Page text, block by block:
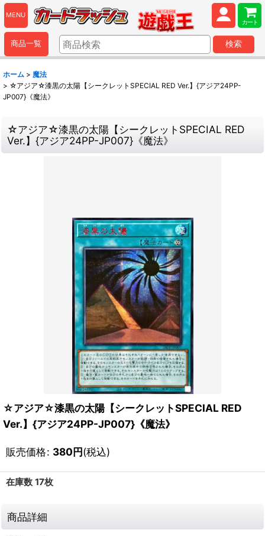
MENU
カート
商品一覧 検索
ホーム > 魔法
> ☆アジア☆漆黒の太陽【シークレットSPECIAL RED Ver.】{アジア24PP-
JP007}《魔法》
☆アジア☆漆黒の太陽【シークレットSPECIAL RED
Ver.】{アジア24PP-JP007}《魔法》
☆アジア☆漆黒の太陽【シークレットSPECIAL RED
Ver.】{アジア24PP-JP007}《魔法》
販売価格: 380円(税込)
在庫数 17枚
商品詳細